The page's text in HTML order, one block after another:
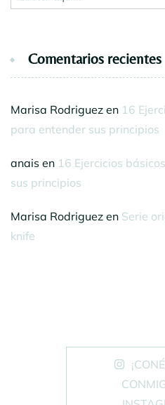
Comentarios recientes
Marisa Rodriguez en 16
para entender sus principios
anais en 16 Ejercicios
sus principios
Marisa Rodriguez en Serie
knife